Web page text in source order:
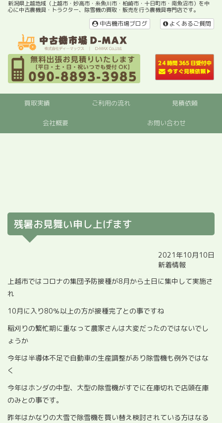
新潟県上越地域（上越市・妙高市・糸魚川市・柏崎市・十日町市・南魚沼市）を中
心に中古農機具・トラクター、除雪機の買取・販売を行う農機具専門店です。
よくあるご質問
中古機市場ブログ
買取実績 ご利用の流れ 見積依頼
会社概要 お問い合わせ
残暑お見舞い申し上げます
2021年10月10日
新着情報
上越市ではコロナの集団予防接種が8月から土日に集中して実施さ
れ
10月に入り80％以上の方が接種完了との事ですね
稲刈りの繁忙期に重なって農家さんは大変だったのではないでし
ょうか
今年は半導体不足で自動車の生産調整があり除雪機も例外ではな
く
今年はホンダの中型、大型の除雪機がすでに在庫切れで店頭在庫
のみとの事です。
昨年はかなりの大雪で除雪機を買い替え検討されている方はなる